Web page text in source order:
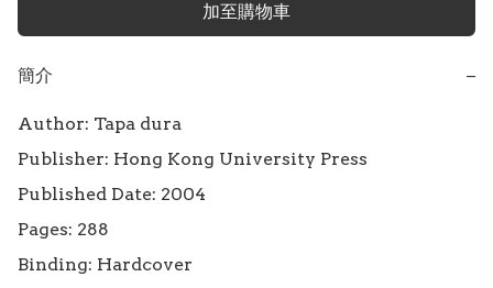
加至購物車
簡介 −
Author: Tapa dura
Publisher: Hong Kong University Press
Published Date: 2004
Pages: 288
Binding: Hardcover